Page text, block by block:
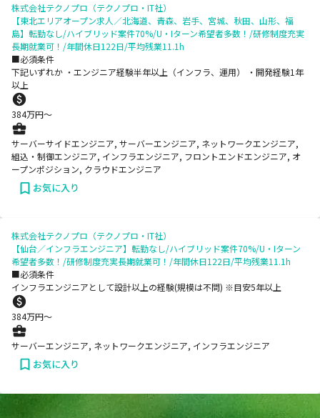
株式会社テクノプロ（テクノプロ・IT社）
【東北エリアオープン求人／北海道、青森、岩手、宮城、秋田、山形、福
島】転勤なし/ハイブリッド案件70%/U・Iターン希望者多数！/研修制度充実
長期就業可！/年間休日122日/平均残業11.1h
■必須条件
下記いずれか ・エンジニア経験半年以上（インフラ、運用） ・開発経験1年
以上
384万円〜
サーバーサイドエンジニア, サーバーエンジニア, ネットワークエンジニア,
組込・制御エンジニア, インフラエンジニア, フロントエンドエンジニア, オ
ープンポジション, クラウドエンジニア
お気に入り
株式会社テクノプロ（テクノプロ・IT社）
【仙台／インフラエンジニア】転勤なし/ハイブリッド案件70%/U・Iターン
希望者多数！/研修制度充実長期就業可！/年間休日122日/平均残業11.1h
■必須条件
インフラエンジニアとして設計以上の経験(規模は不問) ※目安5年以上
384万円〜
サーバーエンジニア, ネットワークエンジニア, インフラエンジニア
お気に入り